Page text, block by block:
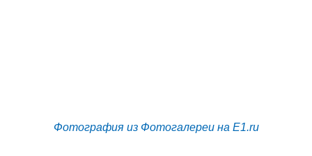
Фотография из Фотогалереи на E1.ru